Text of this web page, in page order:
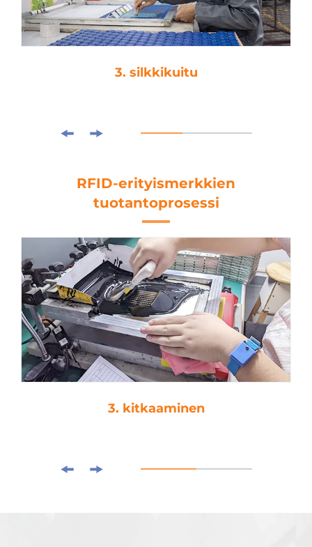
3. silkkikuitu
RFID-erityismerkkien
tuotantoprosessi
3. kitkaaminen